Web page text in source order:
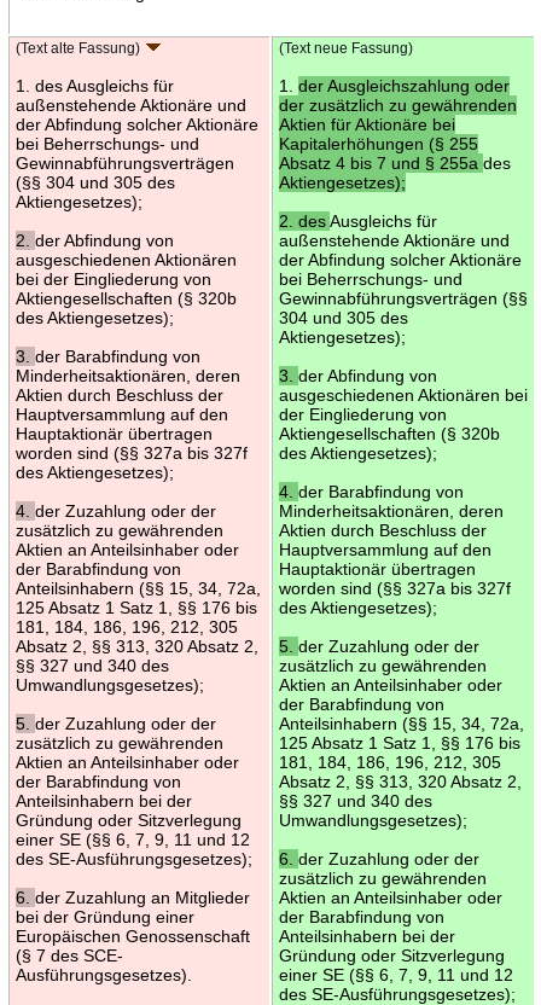
(Text alte Fassung)
1. des Ausgleichs für
außenstehende Aktionäre und
der Abfindung solcher Aktionäre
bei Beherrschungs- und
Gewinnabführungsverträgen
(§§ 304 und 305 des
Aktiengesetzes);
2. der Abfindung von
ausgeschiedenen Aktionären
bei der Eingliederung von
Aktiengesellschaften (§ 320b
des Aktiengesetzes);
3. der Barabfindung von
Minderheitsaktionären, deren
Aktien durch Beschluss der
Hauptversammlung auf den
Hauptaktionär übertragen
worden sind (§§ 327a bis 327f
des Aktiengesetzes);
4. der Zuzahlung oder der
zusätzlich zu gewährenden
Aktien an Anteilsinhaber oder
der Barabfindung von
Anteilsinhabern (§§ 15, 34, 72a,
125 Absatz 1 Satz 1, §§ 176 bis
181, 184, 186, 196, 212, 305
Absatz 2, §§ 313, 320 Absatz 2,
§§ 327 und 340 des
Umwandlungsgesetzes);
5. der Zuzahlung oder der
zusätzlich zu gewährenden
Aktien an Anteilsinhaber oder
der Barabfindung von
Anteilsinhabern bei der
Gründung oder Sitzverlegung
einer SE (§§ 6, 7, 9, 11 und 12
des SE-Ausführungsgesetzes);
6. der Zuzahlung an Mitglieder
bei der Gründung einer
Europäischen Genossenschaft
(§ 7 des SCE-
Ausführungsgesetzes).
(Text neue Fassung)
1. der Ausgleichszahlung oder
der zusätzlich zu gewährenden
Aktien für Aktionäre bei
Kapitalerhöhungen (§ 255
Absatz 4 bis 7 und § 255a des
Aktiengesetzes);
2. desAusgleichs für
außenstehende Aktionäre und
der Abfindung solcher Aktionäre
bei Beherrschungs- und
Gewinnabführungsverträgen (§§
304 und 305 des
Aktiengesetzes);
3. der Abfindung von
ausgeschiedenen Aktionären bei
der Eingliederung von
Aktiengesellschaften (§ 320b
des Aktiengesetzes);
4. der Barabfindung von
Minderheitsaktionären, deren
Aktien durch Beschluss der
Hauptversammlung auf den
Hauptaktionär übertragen
worden sind (§§ 327a bis 327f
des Aktiengesetzes);
5. der Zuzahlung oder der
zusätzlich zu gewährenden
Aktien an Anteilsinhaber oder
der Barabfindung von
Anteilsinhabern (§§ 15, 34, 72a,
125 Absatz 1 Satz 1, §§ 176 bis
181, 184, 186, 196, 212, 305
Absatz 2, §§ 313, 320 Absatz 2,
§§ 327 und 340 des
Umwandlungsgesetzes);
6. der Zuzahlung oder der
zusätzlich zu gewährenden
Aktien an Anteilsinhaber oder
der Barabfindung von
Anteilsinhabern bei der
Gründung oder Sitzverlegung
einer SE (§§ 6, 7, 9, 11 und 12
des SE-Ausführungsgesetzes);